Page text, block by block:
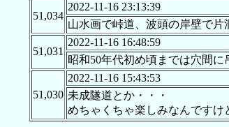
51,034
2022-11-16 23:13:39
山水画で峠道、波頭の岸壁で
51,031
2022-11-16 16:48:59
昭和50年代初め頃までは穴間
51,030
2022-11-16 15:43:53
未成隧道とか・・・
めちゃくちゃ楽しみなんですけ